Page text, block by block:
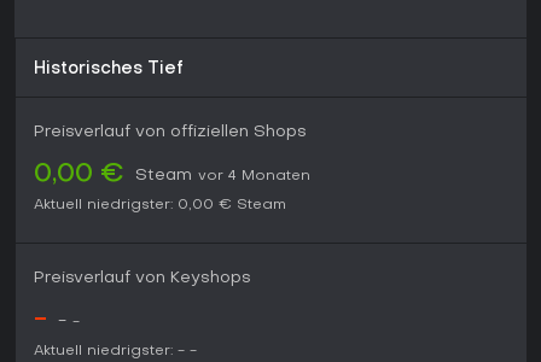
Historisches Tief
Preisverlauf von offiziellen Shops
0,00 € Steam vor 4 Monaten
Aktuell niedrigster: 0,00 € Steam
Preisverlauf von Keyshops
- - -
Aktuell niedrigster: - -